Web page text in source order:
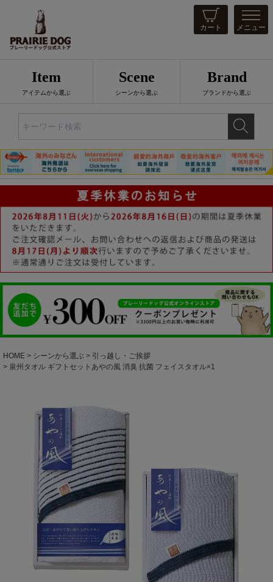
カート メニュー
Item
アイテムから選ぶ
Scene
シーンから選ぶ
Brand
ブランドから選ぶ
HOME シーンから選ぶ
引っ越し・ご挨拶
泉州タオル ギフトセットあやの風 消臭 抗菌 フェイスタオル×1
検索